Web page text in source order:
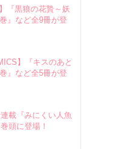
『黒狼の花贄～妖
』など全9冊が登
】『キスのあと
』など全5冊が登
載『みにくい人魚
頭に登場！